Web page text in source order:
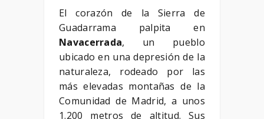
El corazón de la Sierra de
Guadarrama palpita en
Navacerrada, un pueblo
ubicado en una depresión de la
naturaleza, rodeado por las
más elevadas montañas de la
Comunidad de Madrid, a unos
1.200 metros de altitud. Sus